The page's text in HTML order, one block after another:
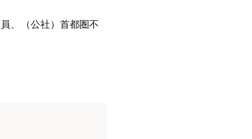
、（公社）首都圏不